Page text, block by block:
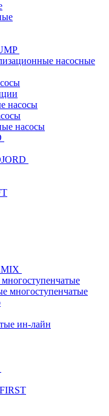
насосные
насосы
насосы
многоступенчатые
ин-лайн